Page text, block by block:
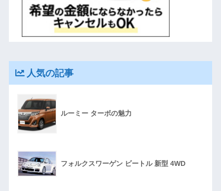
人気の記事
ルーミー ターボの魅力
フォルクスワーゲン ビートル 新型 4WD